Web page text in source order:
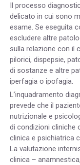
Il processo
delicato in cui sono
esame. Se eseguita
escludere altre
sulla relazione con il
pilorici, dispepsie,
di sostanze e altre
iperfagia o ipofagia.
L’inquadramento
prevede che il
nutrizionale e
di condizioni cliniche
clinica e psichiatrica
La valutazione
clinica –